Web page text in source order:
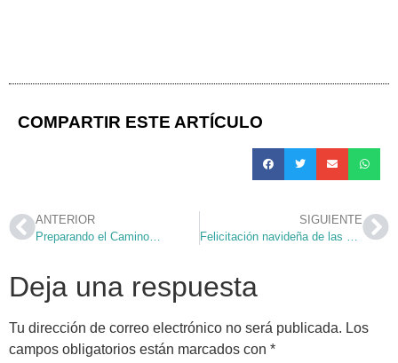
COMPARTIR ESTE ARTÍCULO
ANTERIOR
Preparando el Camino…
SIGUIENTE
Deja una respuesta
Tu dirección de correo electrónico no será publicada. Los
campos obligatorios están marcados con *